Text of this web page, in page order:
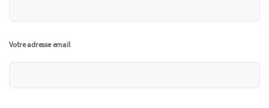
Votre adresse email